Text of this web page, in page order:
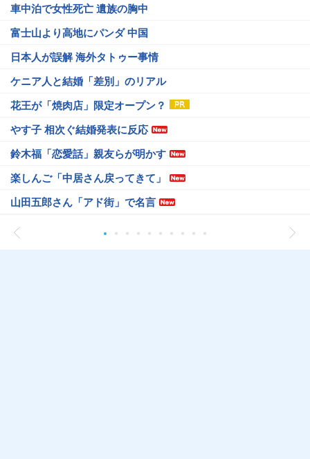
車中泊で女性死亡 遺族の胸中
富士山より高地にパンダ 中国
日本人が誤解 海外タトゥー事情
ケニア人と結婚「差別」のリアル
花王が「焼肉店」限定オープン？
やす子 相次ぐ結婚発表に反応
鈴木福「恋愛話」親友らが明かす
楽しんご「中居さん戻ってきて」
山田五郎さん「アド街」で名言